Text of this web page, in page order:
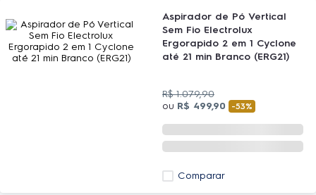
Aspirador de Pó Vertical
Sem Fio Electrolux
Ergorapido 2 em 1 Cyclone
até 21 min Branco (ERG21)
R$ 1.079,90
ou R$ 499,90 -53%
Comparar